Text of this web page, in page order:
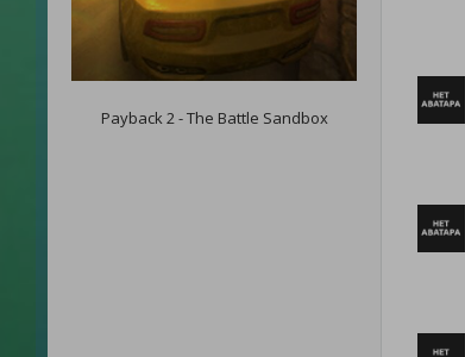
Payback 2 - The Battle Sandbox